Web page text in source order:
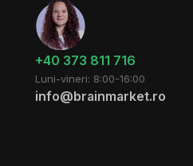
+40 373 811 716
Luni-vineri: 8:00-16:00
info@brainmarket.ro